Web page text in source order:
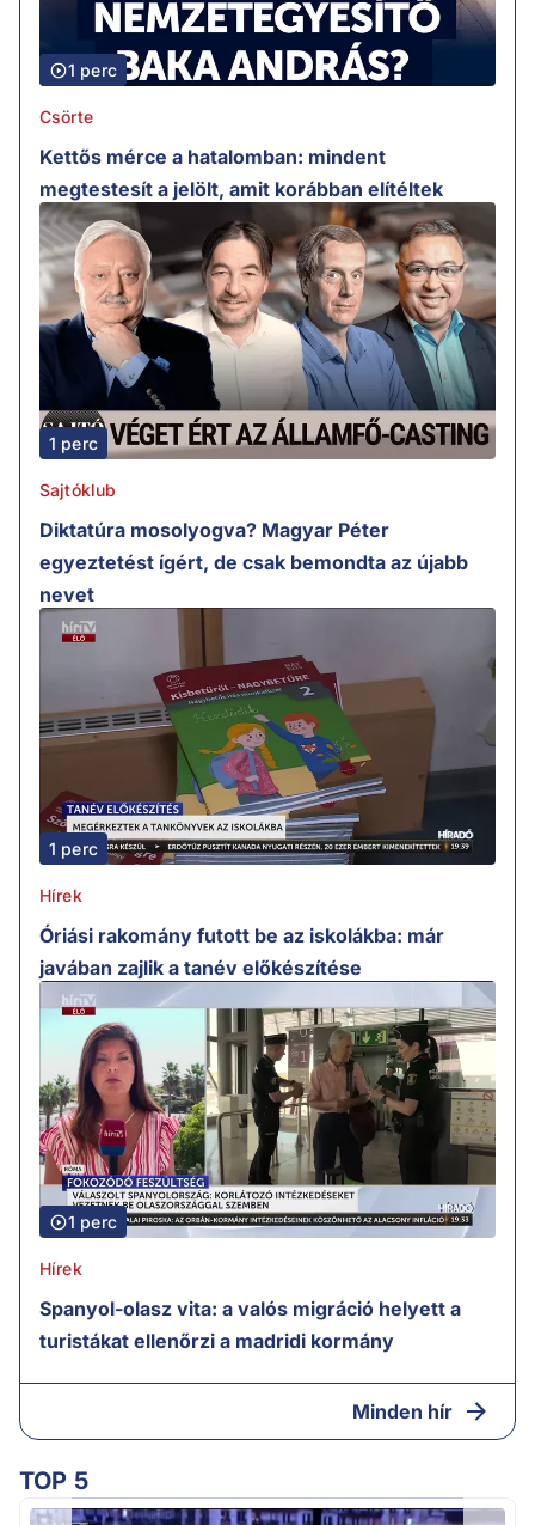
1 perc
Csörte
Kettős mérce a hatalomban: mindent
megtestesít a jelölt, amit korábban elítéltek
1 perc
Sajtóklub
Diktatúra mosolyogva? Magyar Péter
egyeztetést ígért, de csak bemondta az újabb
nevet
1 perc
Hírek
Óriási rakomány futott be az iskolákba: már
javában zajlik a tanév előkészítése
1 perc
Hírek
Spanyol-olasz vita: a valós migráció helyett a
turistákat ellenőrzi a madridi kormány
Minden hír
TOP 5